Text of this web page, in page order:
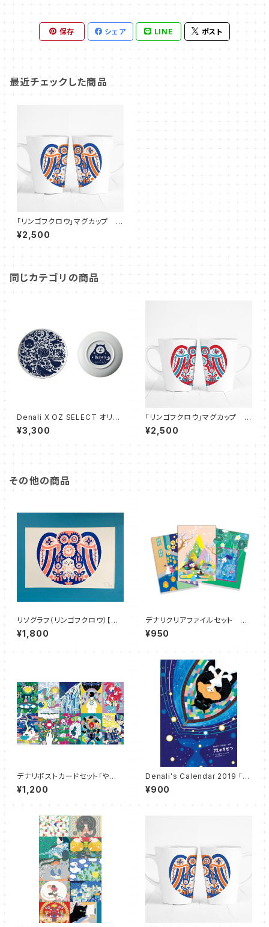
保存 シェア LINE ポスト
最近チェックした商品
「リンゴフクロウ」マグカップ
（ビビッドオレンジXネイビー）
¥2,500
同じカテゴリの商品
Denali X OZ SELECT オリジ
ナルプレート
¥3,300
「リンゴフクロウ」マグカップ
（レッドXブルー）
¥2,500
その他の商品
リソグラフ（リンゴフクロウ）【直
筆サイン入り】
¥1,800
デナリクリアファイルセット Cl
ear FIles
¥950
デナリポストカードセット「やおよ
ろずモーメント」
¥1,200
Denali's Calendar 2019 「７
２のきせつ」
¥900